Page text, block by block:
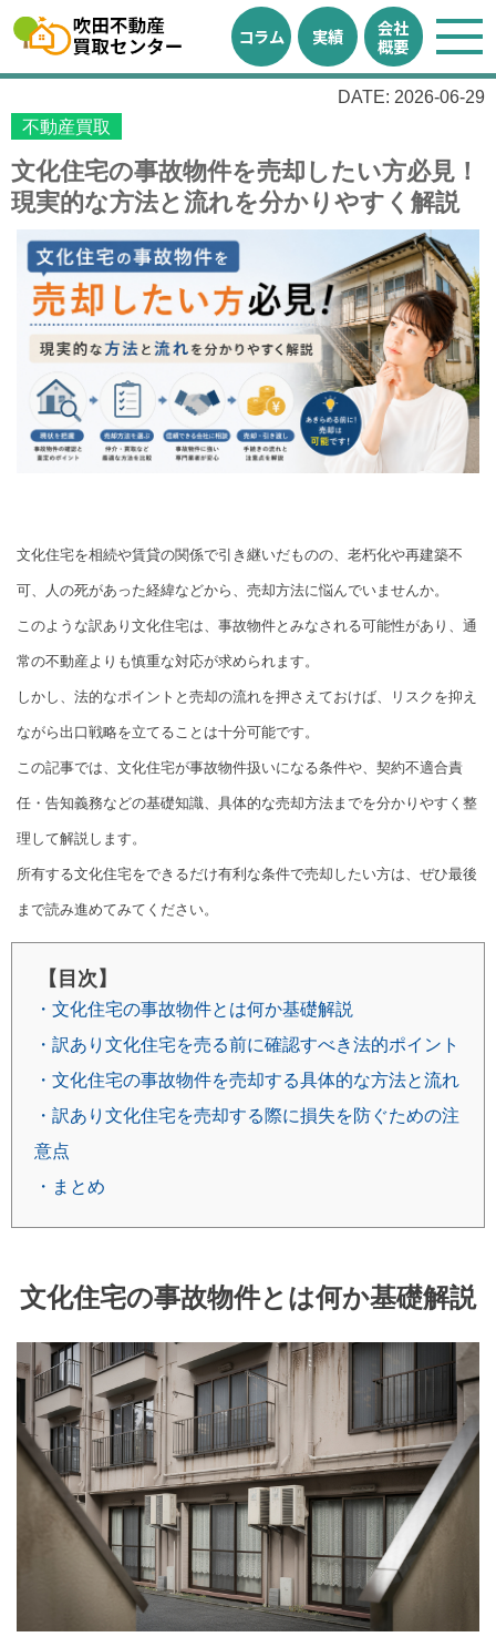
コラム 実績
会社
概要
DATE: 2026-06-29
不動産買取
文化住宅の事故物件を売却したい方必見！
現実的な方法と流れを分かりやすく解説
文化住宅を相続や賃貸の関係で引き継いだものの、老朽化や再建築不
可、人の死があった経緯などから、売却方法に悩んでいませんか。
このような訳あり文化住宅は、事故物件とみなされる可能性があり、通
常の不動産よりも慎重な対応が求められます。
しかし、法的なポイントと売却の流れを押さえておけば、リスクを抑え
ながら出口戦略を立てることは十分可能です。
この記事では、文化住宅が事故物件扱いになる条件や、契約不適合責
任・告知義務などの基礎知識、具体的な売却方法までを分かりやすく整
理して解説します。
所有する文化住宅をできるだけ有利な条件で売却したい方は、ぜひ最後
まで読み進めてみてください。
【目次】
・文化住宅の事故物件とは何か基礎解説
・訳あり文化住宅を売る前に確認すべき法的ポイント
・文化住宅の事故物件を売却する具体的な方法と流れ
・訳あり文化住宅を売却する際に損失を防ぐための注
意点
・まとめ
文化住宅の事故物件とは何か基礎解説